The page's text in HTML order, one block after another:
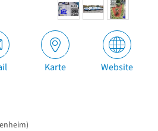
Karte Website